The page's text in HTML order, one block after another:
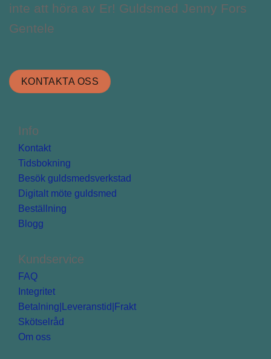
inte att höra av Er! Guldsmed Jenny Fors
Gentele
KONTAKTA OSS
Info
Kontakt
Tidsbokning
Besök guldsmedsverkstad
Digitalt möte guldsmed
Beställning
Blogg
Kundservice
FAQ
Integritet
Betalning|Leveranstid|Frakt
Skötselråd
Om oss